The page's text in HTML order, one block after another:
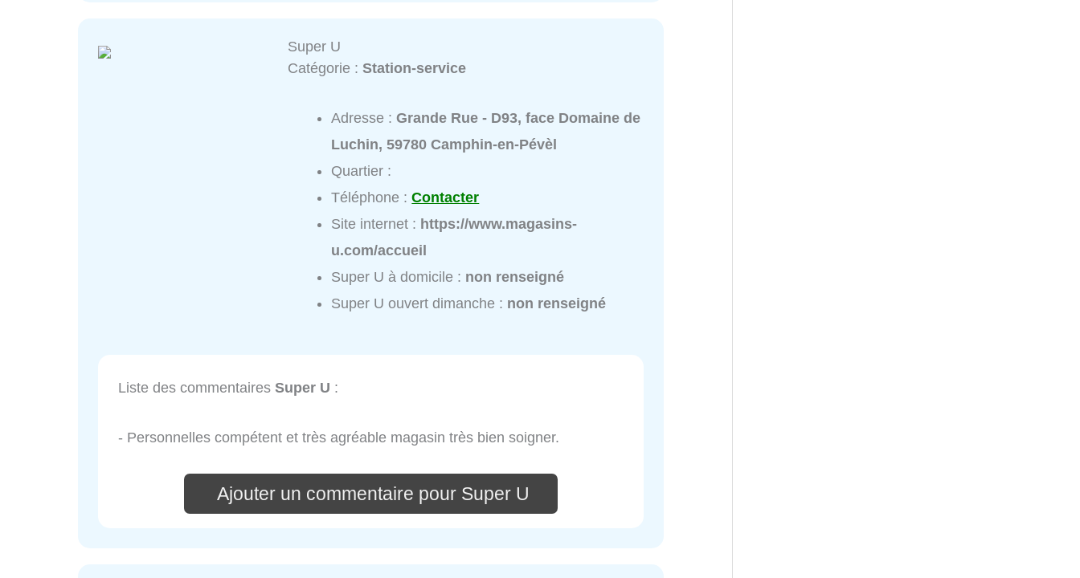
Super U
Catégorie :Station-service
Adresse :Grande Rue - D93, face Domaine de
Luchin, 59780 Camphin-en-Pévèl
Quartier :
Téléphone :Contacter
Site internet : https://www.magasins-
u.com/accueil
Super U à domicile : non renseigné
Super U ouvert dimanche : non renseigné
Liste des commentaires Super U :
- Personnelles compétent et très agréable magasin très bien soigner.
Ajouter un commentaire pour Super U